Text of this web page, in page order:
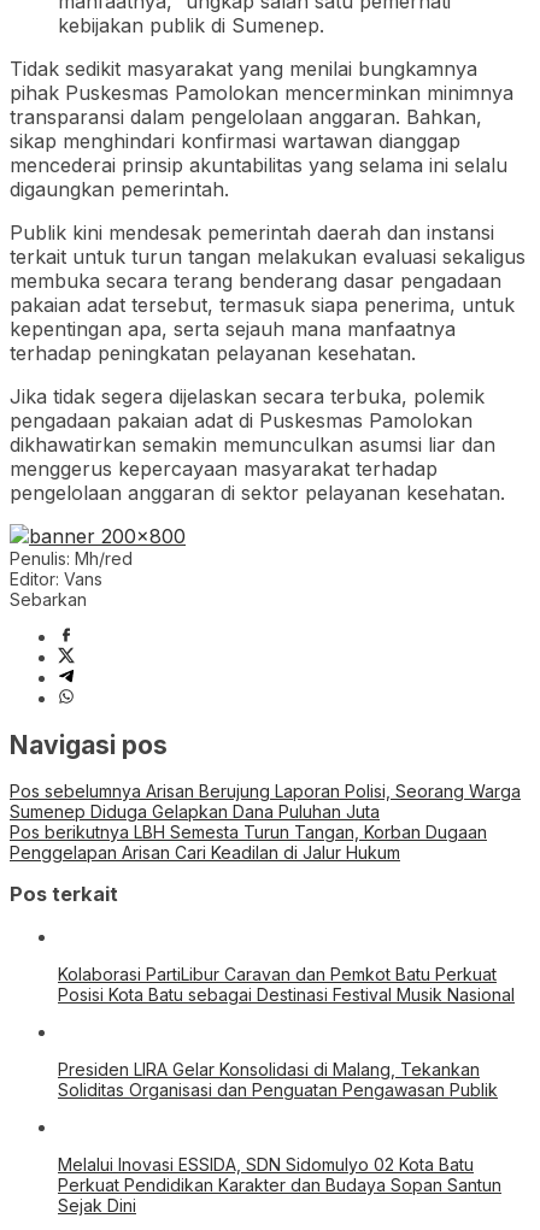
kebijakan publik di Sumenep.
Tidak sedikit masyarakat yang menilai bungkamnya
pihak Puskesmas Pamolokan mencerminkan minimnya
transparansi dalam pengelolaan anggaran. Bahkan,
sikap menghindari konfirmasi wartawan dianggap
mencederai prinsip akuntabilitas yang selama ini selalu
digaungkan pemerintah.
Publik kini mendesak pemerintah daerah dan instansi
terkait untuk turun tangan melakukan evaluasi sekaligus
membuka secara terang benderang dasar pengadaan
pakaian adat tersebut, termasuk siapa penerima, untuk
kepentingan apa, serta sejauh mana manfaatnya
terhadap peningkatan pelayanan kesehatan.
Jika tidak segera dijelaskan secara terbuka, polemik
pengadaan pakaian adat di Puskesmas Pamolokan
dikhawatirkan semakin memunculkan asumsi liar dan
menggerus kepercayaan masyarakat terhadap
pengelolaan anggaran di sektor pelayanan kesehatan.
Penulis: Mh/red
Editor: Vans
Sebarkan
Navigasi pos
Pos sebelumnya Arisan Berujung Laporan Polisi, Seorang Warga
Sumenep Diduga Gelapkan Dana Puluhan Juta
Pos berikutnya LBH Semesta Turun Tangan, Korban Dugaan
Penggelapan Arisan Cari Keadilan di Jalur Hukum
Pos terkait
Kolaborasi PartiLibur Caravan dan Pemkot Batu Perkuat
Posisi Kota Batu sebagai Destinasi Festival Musik Nasional
Presiden LIRA Gelar Konsolidasi di Malang, Tekankan
Soliditas Organisasi dan Penguatan Pengawasan Publik
Melalui Inovasi ESSIDA, SDN Sidomulyo 02 Kota Batu
Perkuat Pendidikan Karakter dan Budaya Sopan Santun
Sejak Dini